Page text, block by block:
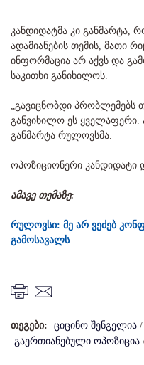
კანდიდატმა კი განმარტა,
ადამიანების თემის, მათი
ინფორმაცია არ აქვს და
საკითხი განიხილოს.
„გავიცნობდი პრობლემებს
განვიხილო ეს ყველაფერი.
განმარტა რულოვსმა.
ოპოზიციონერი კანდიდატი
ამავე თემაზე:
რულოვსი: მე არ ვეძებ
გამოსავალს
თეგები: ციცინო შენგელია /
გაერთიანებული ოპოზიცია